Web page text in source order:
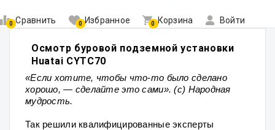
0 Сравнить 0 Избранное 0 Корзина Войти
Осмотр буровой подземной установки
Huatai CYTC70
«Если хотите, чтобы что-то было сделано
хорошо, — сделайте это сами». (с) Народная
мудрость.
Так решили квалифицированные эксперты